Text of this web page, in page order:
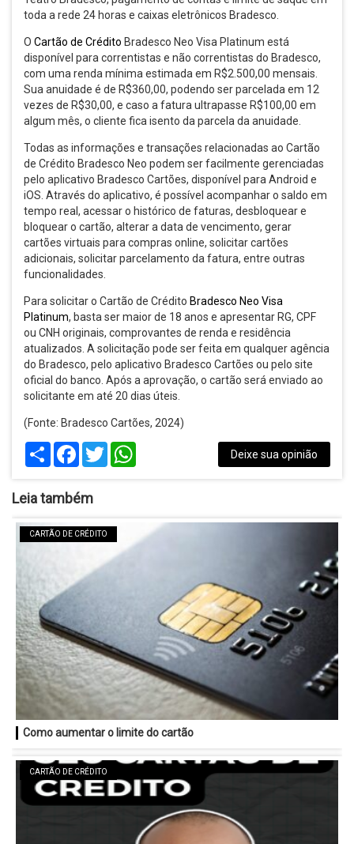
toda a rede 24 horas e caixas eletrônicos Bradesco.
O Cartão de Crédito Bradesco Neo Visa Platinum está
disponível para correntistas e não correntistas do Bradesco,
com uma renda mínima estimada em R$2.500,00 mensais.
Sua anuidade é de R$360,00, podendo ser parcelada em 12
vezes de R$30,00, e caso a fatura ultrapasse R$100,00 em
algum mês, o cliente fica isento da parcela da anuidade.
Todas as informações e transações relacionadas ao Cartão
de Crédito Bradesco Neo podem ser facilmente gerenciadas
pelo aplicativo Bradesco Cartões, disponível para Android e
iOS. Através do aplicativo, é possível acompanhar o saldo em
tempo real, acessar o histórico de faturas, desbloquear e
bloquear o cartão, alterar a data de vencimento, gerar
cartões virtuais para compras online, solicitar cartões
adicionais, solicitar parcelamento da fatura, entre outras
funcionalidades.
Para solicitar o Cartão de Crédito Bradesco Neo Visa
Platinum, basta ser maior de 18 anos e apresentar RG, CPF
ou CNH originais, comprovantes de renda e residência
atualizados. A solicitação pode ser feita em qualquer agência
do Bradesco, pelo aplicativo Bradesco Cartões ou pelo site
oficial do banco. Após a aprovação, o cartão será enviado ao
solicitante em até 20 dias úteis.
(Fonte: Bradesco Cartões, 2024)
Share Facebook
Twitter Deixe sua opinião
Leia também
CARTÃO DE CRÉDITO
Como aumentar o limite do cartão
CARTÃO DE CRÉDITO